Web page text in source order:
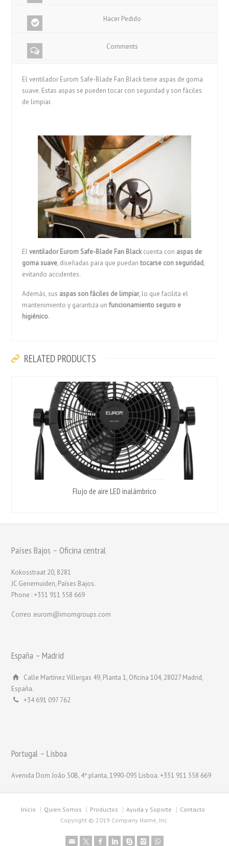
Hacer Pedido
Comments
El ventilador Eurom Safe-Blade Fan Black tiene aspas de goma
suave. Estas aspas se pueden tocar con seguridad y son fáciles
de limpiar.
Elventilador Eurom Safe-Blade Fan Blackcuenta con aspas de
goma suave, diseñadas para que puedantocarse con seguridad,
evitando accidentes.
Además, sus aspas son fáciles de limpiar, lo que facilita el
mantenimiento y garantiza unfuncionamiento seguro e
higiénico.
RELATED PRODUCTS
Flujo de aire LED inalámbrico
Países Bajos – Oficina central
Kokosstraat 20, 8281
JC Genemuiden, Países Bajos.
Phone : +351 911 558 669
Correo :eurom@imomgroups.com
España – Madrid
Calle Martínez Villergas 49, Planta 1, Oficina 104, 28027 Madrid,
España.
+34 691 097 762
Portugal – Lisboa
Avenida Dom João 50B, 4ª planta, 1990-095 Lisboa. +351 911 558 669
Inicio Quien Somos Productos Ayuda y Soporte
Contacto
Copyright © 2019 Company Name, Inc.